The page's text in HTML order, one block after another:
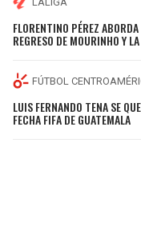
FLORENTINO PÉREZ
REGRESO DE MOURINHO Y
FÚTBOL
LUIS FERNANDO TENA SE
FECHA FIFA DE GUATEMALA